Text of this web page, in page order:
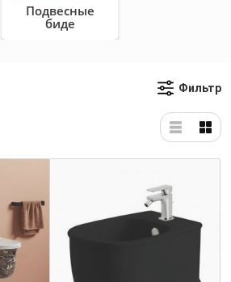
Подвесные
биде
Фильтр